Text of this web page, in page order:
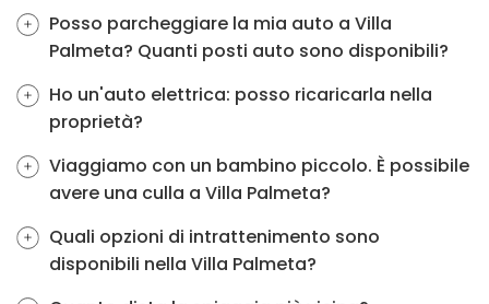
Posso parcheggiare la mia auto a Villa
Palmeta? Quanti posti auto sono disponibili?
Ho un'auto elettrica: posso ricaricarla nella
proprietà?
Viaggiamo con un bambino piccolo. È possibile
avere una culla a Villa Palmeta?
Quali opzioni di intrattenimento sono
disponibili nella Villa Palmeta?